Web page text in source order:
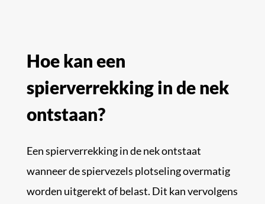
Hoe kan een
spierverrekking in de nek
ontstaan?
Een spierverrekking in de nek ontstaat
wanneer de spiervezels plotseling overmatig
worden uitgerekt of belast. Dit kan vervolgens